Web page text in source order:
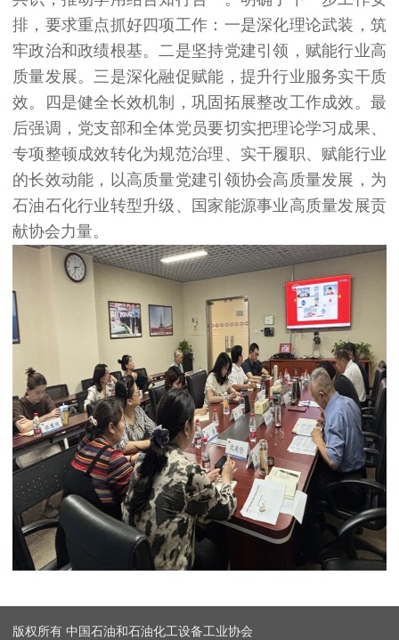
排，要求重点抓好四项工作：一是深化理论武装，筑
牢政治和政绩根基。二是坚持党建引领，赋能行业高
质量发展。三是深化融促赋能，提升行业服务实干质
效。四是健全长效机制，巩固拓展整改工作成效。最
后强调，党支部和全体党员要切实把理论学习成果、
专项整顿成效转化为规范治理、实干履职、赋能行业
的长效动能，以高质量党建引领协会高质量发展，为
石油石化行业转型升级、国家能源事业高质量发展贡
献协会力量。
版权所有 中国石油和石油化工设备工业协会